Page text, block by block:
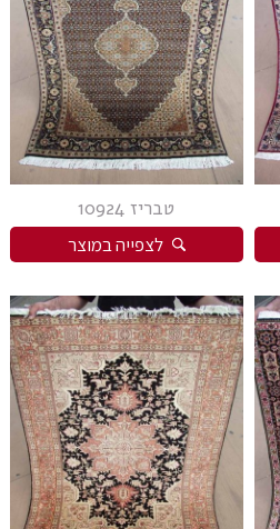
טבריז 10924
לצפייה במוצר